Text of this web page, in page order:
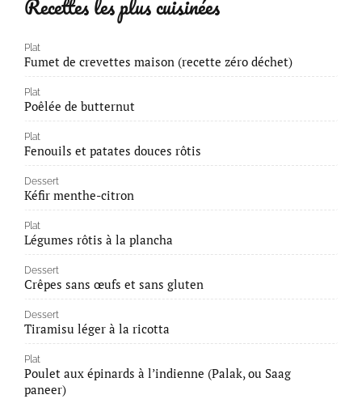
Recettes les plus cuisinées
Plat
Fumet de crevettes maison (recette zéro déchet)
Plat
Poêlée de butternut
Plat
Fenouils et patates douces rôtis
Dessert
Kéfir menthe-citron
Plat
Légumes rôtis à la plancha
Dessert
Crêpes sans œufs et sans gluten
Dessert
Tiramisu léger à la ricotta
Plat
Poulet aux épinards à l’indienne (Palak, ou Saag
paneer)